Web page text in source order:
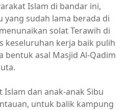
Islam di bandar ini,
yang sudah lama berada di
solat Terawih di
keseluruhan kerja baik pulih
bentuk asal Masjid Al-Qadim
Islam dan anak-anak Sibu
untuk balik kampung